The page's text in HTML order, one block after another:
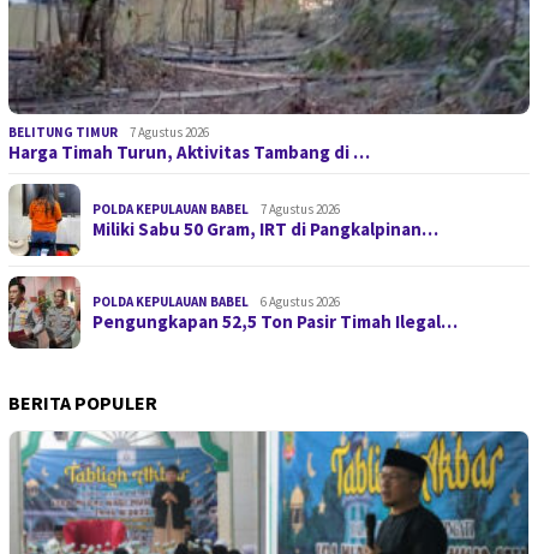
BELITUNG TIMUR 7 Agustus 2026
Harga Timah Turun, Aktivitas Tambang di …
POLDA KEPULAUAN BABEL 7 Agustus 2026
Miliki Sabu 50 Gram, IRT di Pangkalpinan…
POLDA KEPULAUAN BABEL 6 Agustus 2026
Pengungkapan 52,5 Ton Pasir Timah Ilegal…
BERITA POPULER